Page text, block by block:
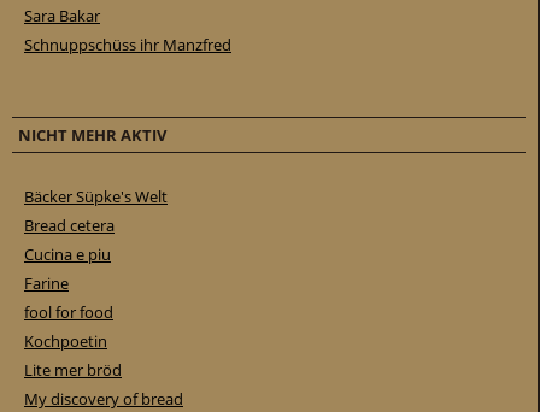
Sara Bakar
Schnuppschüss ihr Manzfred
NICHT MEHR AKTIV
Bäcker Süpke's Welt
Bread cetera
Cucina e piu
Farine
fool for food
Kochpoetin
Lite mer bröd
My discovery of bread